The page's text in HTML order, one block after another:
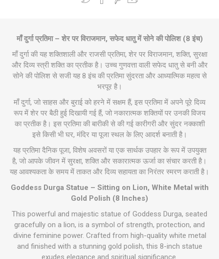
माँ दुर्गा प्रतिमा – शेर पर विराजमान, सफेद धातु में सोने की पोलिश (8 इंच)
माँ दुर्गा की यह शक्तिशाली और राजसी प्रतिमा, शेर पर विराजमान, शक्ति, सुरक्षा
और दिव्य स्त्री शक्ति का प्रतीक है। उच्च गुणवत्ता वाली सफेद धातु से बनी और
सोने की पोलिश से सजी यह 8 इंच की प्रतिमा सुंदरता और आध्यात्मिक महत्व से
भरपूर है।
माँ दुर्गा, जो साहस और बुराई को हरने में सक्षम हैं, इस प्रतिमा में अपने पूरे दिव्य
रूप में शेर पर बैठी हुई दिखायी गई हैं, जो नकारात्मक शक्तियों पर उनकी विजय
का प्रतीक है। इस प्रतिमा की बारीकी से की गई कारीगरी और सुंदर नक्काशी
इसे किसी भी घर, मंदिर या पूजा स्थल के लिए आदर्श बनाती है।
यह प्रतिमा दैनिक पूजा, विशेष अवसरों या एक सार्थक उपहार के रूप में उपयुक्त
है, जो आपके जीवन में सुरक्षा, शक्ति और सकारात्मक ऊर्जा का संचार करती है।
यह आवश्यकता के समय में ताकत और दिव्य सहायता का निरंतर स्मरण कराती है।
Goddess Durga Statue – Sitting on Lion, White Metal with
Gold Polish (8 Inches)
This powerful and majestic statue of Goddess Durga, seated
gracefully on a lion, is a symbol of strength, protection, and
divine feminine power. Crafted from high-quality white metal
and finished with a stunning gold polish, this 8-inch statue
exudes elegance and spiritual significance.